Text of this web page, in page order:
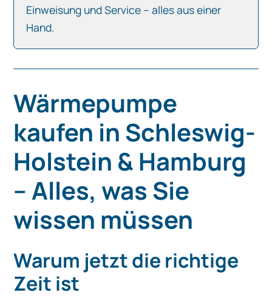
Einweisung und Service – alles aus einer
Hand.
Wärmepumpe
kaufen in Schleswig-
Holstein & Hamburg
– Alles, was Sie
wissen müssen
Warum jetzt die richtige
Zeit ist